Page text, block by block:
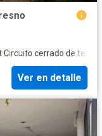
·Circuito cerrado de
Ver en detalle